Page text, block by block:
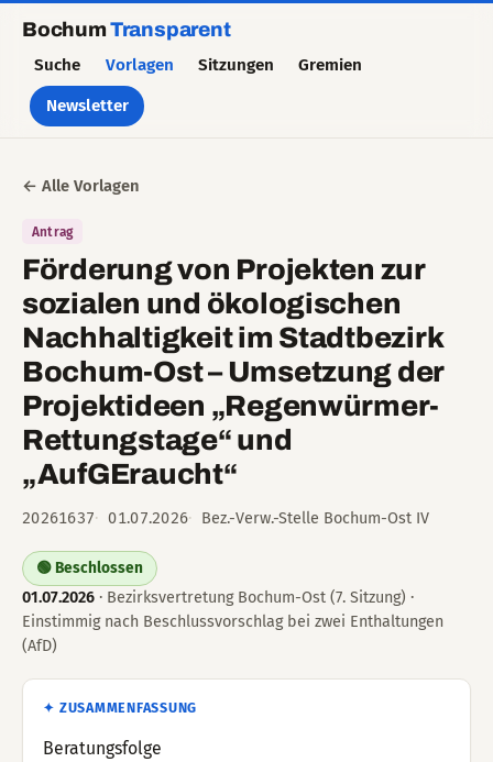
BochumTransparent
Suche Vorlagen Sitzungen Gremien
Newsletter
← Alle Vorlagen
Antrag
Förderung von Projekten zur
sozialen und ökologischen
Nachhaltigkeit im Stadtbezirk
Bochum-Ost – Umsetzung der
Projektideen „Regenwürmer-
Rettungstage“ und
„AufGEraucht“
20261637 01.07.2026 Bez.-Verw.-Stelle Bochum-Ost IV
🟢 Beschlossen
01.07.2026 · Bezirksvertretung Bochum-Ost (7. Sitzung) ·
Einstimmig nach Beschlussvorschlag bei zwei Enthaltungen
(AfD)
✦ ZUSAMMENFASSUNG
Beratungsfolge